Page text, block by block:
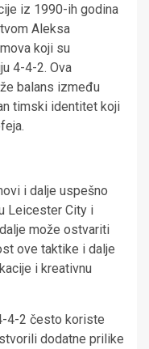
iz 1990-ih godina
Aleksa
koji su
4-4-2. Ova
balans između
timski identitet koji
i dalje uspešno
Leicester City i
može ostvariti
ove taktike i dalje
i kreativnu
4-2 često koriste
dodatne prilike